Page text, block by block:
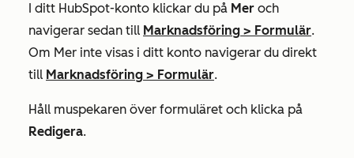
I ditt HubSpot-konto klickar du på Mer och
navigerar sedan till Marknadsföring > Formulär.
Om Mer inte visas i ditt konto navigerar du direkt
till Marknadsföring > Formulär.
Håll muspekaren över formuläret och klicka på
Redigera.